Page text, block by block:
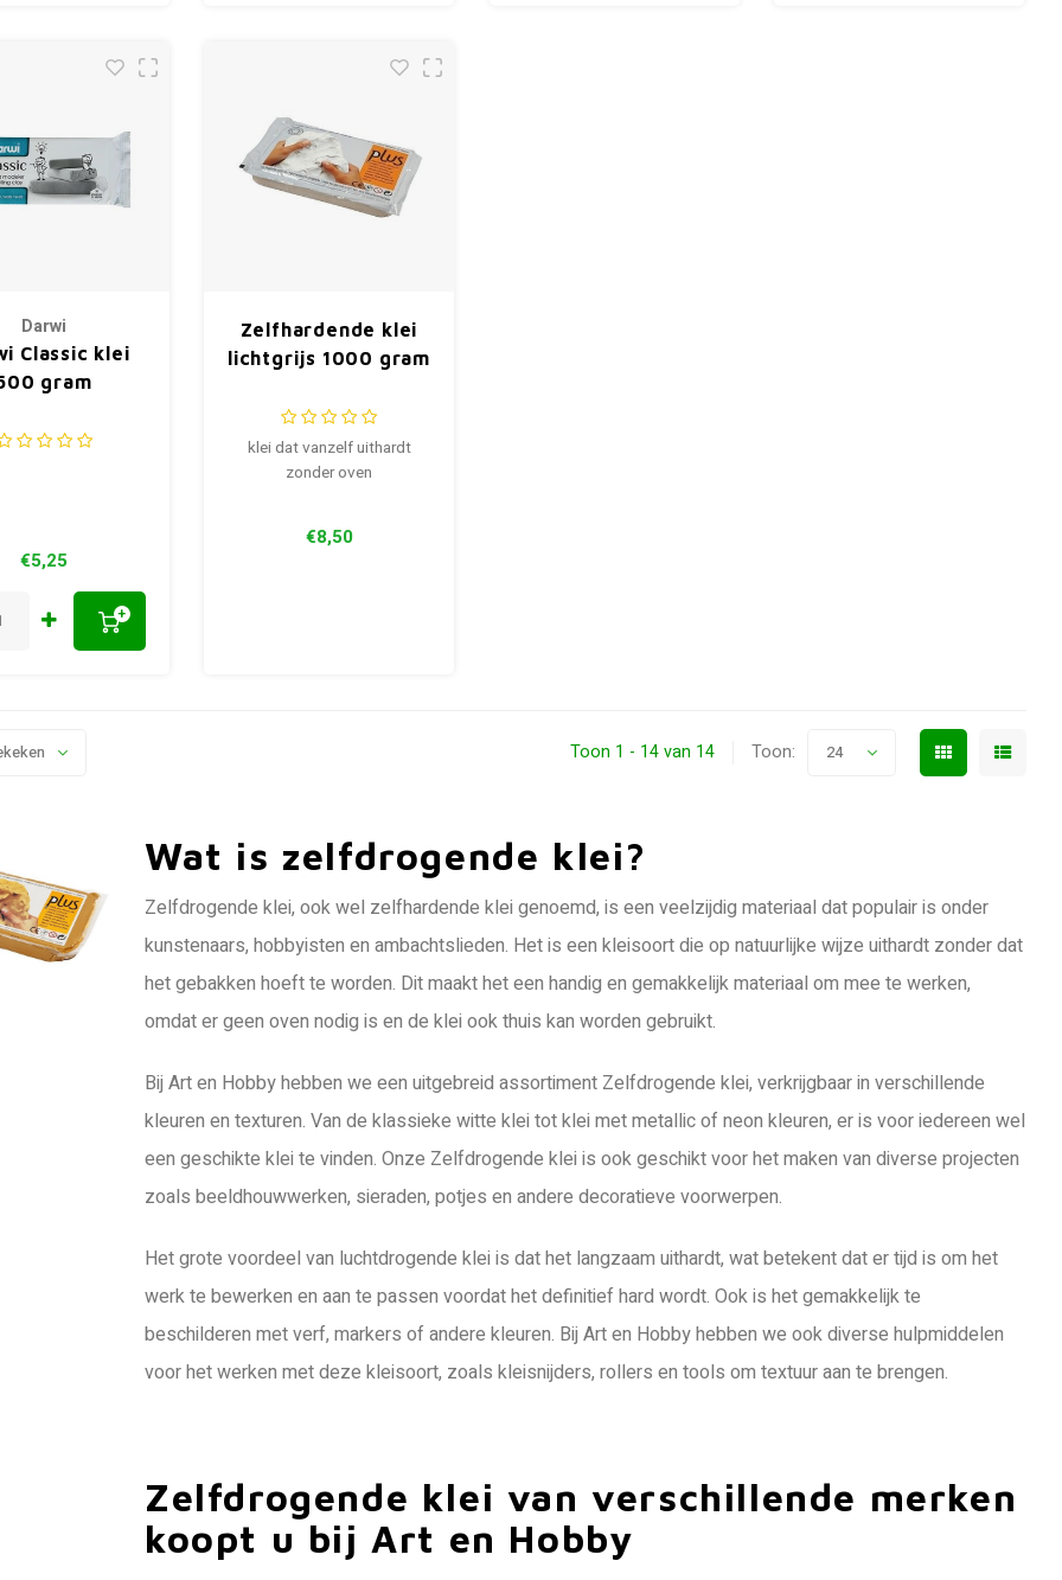
Darwi
Classic klei
gram
€5,25
+
Zelfhardende klei
lichtgrijs 1000 gram
klei dat vanzelf uithardt
zonder oven
€8,50
Toon 1 - 14 van 14 Toon: 24
Wat is zelfdrogende klei?
Zelfdrogende klei, ook wel zelfhardende klei genoemd, is een veelzijdig materiaal dat populair is onder
kunstenaars, hobbyisten en ambachtslieden. Het is een kleisoort die op natuurlijke wijze uithardt zonder dat
het gebakken hoeft te worden. Dit maakt het een handig en gemakkelijk materiaal om mee te werken,
omdat er geen oven nodig is en de klei ook thuis kan worden gebruikt.
Bij Art en Hobby hebben we een uitgebreid assortiment Zelfdrogende klei, verkrijgbaar in verschillende
kleuren en texturen. Van de klassieke witte klei tot klei met metallic of neon kleuren, er is voor iedereen wel
een geschikte klei te vinden. Onze Zelfdrogende klei is ook geschikt voor het maken van diverse projecten
zoals beeldhouwwerken, sieraden, potjes en andere decoratieve voorwerpen.
Het grote voordeel van luchtdrogende klei is dat het langzaam uithardt, wat betekent dat er tijd is om het
werk te bewerken en aan te passen voordat het definitief hard wordt. Ook is het gemakkelijk te
beschilderen met verf, markers of andere kleuren. Bij Art en Hobby hebben we ook diverse hulpmiddelen
voor het werken met deze kleisoort, zoals kleisnijders, rollers en tools om textuur aan te brengen.
Zelfdrogende klei van verschillende merken
koopt u bij Art en Hobby